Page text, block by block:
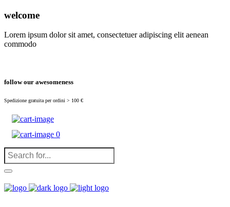
welcome
Lorem ipsum dolor sit amet, consectetuer adipiscing elit aenean
commodo
follow our awesomeness
Spedizione gratuita per ordini > 100 €
0